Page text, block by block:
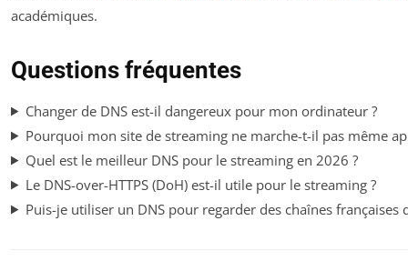
académiques.
Questions fréquentes
Changer de DNS est-il dangereux pour mon ordinateur ?
Pourquoi mon site de streaming ne marche-t-il pas même
Quel est le meilleur DNS pour le streaming en 2026 ?
Le DNS-over-HTTPS (DoH) est-il utile pour le streaming ?
Puis-je utiliser un DNS pour regarder des chaînes françaises